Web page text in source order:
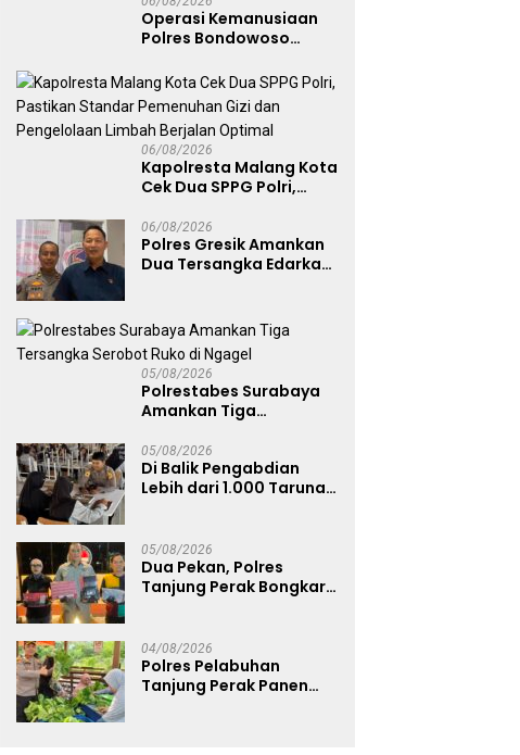
Operasi Kemanusiaan
Polres Bondowoso
Jenazah di Gunung
Piramid
06/08/2026
Kapolresta Malang Kota
Cek Dua SPPG Polri,
Pemenuhan Gizi dan
Pengelolaan Limbah
Berjalan Optimal
06/08/2026
Polres Gresik Amankan
Dua Tersangka Edarkan
05/08/2026
Polrestabes Surabaya
Amankan Tiga
Ruko di Ngagel
05/08/2026
Di Balik Pengabdian
Lebih dari 1.000 Taruna,
Siswa Sekolah Rakyat
05/08/2026
Dua Pekan, Polres
Tanjung Perak Bongkar
Ekstasi
04/08/2026
Polres Pelabuhan
Tanjung Perak Panen